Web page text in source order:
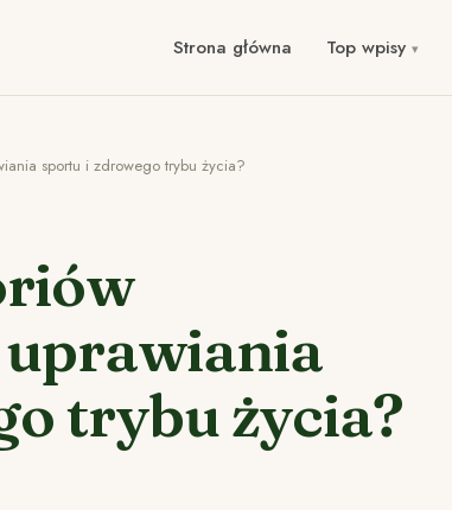
Strona główna Top wpisy
sportu i zdrowego trybu życia?
trybu życia?